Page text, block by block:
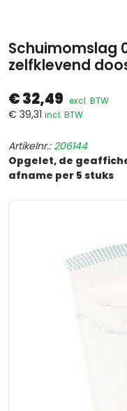
Schuimomslag
zelfklevend
€ 32,49 excl. BTW
€ 39,31 incl. BTW
Artikelnr.:206144
Opgelet, de
afname per 5 stuks